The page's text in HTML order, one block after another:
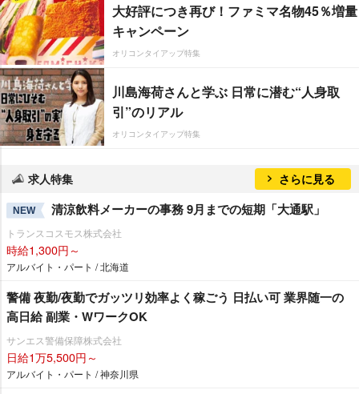
大好評につき再び！ファミマ名物45％増量
キャンペーン
オリコンタイアップ特集
川島海荷さんと学ぶ 日常に潜む“人身取
引”のリアル
オリコンタイアップ特集
求人特集 さらに見る
NEW 清涼飲料メーカーの事務 9月までの短期「大通駅」
トランスコスモス株式会社
時給1,300円～
アルバイト・パート / 北海道
警備 夜勤/夜勤でガッツリ効率よく稼ごう 日払い可 業界随一の
高日給 副業・WワークOK
サンエス警備保障株式会社
日給1万5,500円～
アルバイト・パート / 神奈川県